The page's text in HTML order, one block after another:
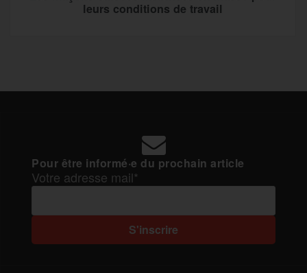
leurs conditions de travail
Pour être informé·e du prochain article
Votre adresse mail*